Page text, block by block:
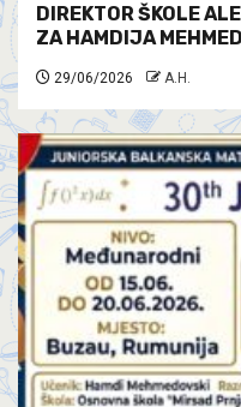
DIREKTOR ŠKOLE
ZA HAMDIJA
29/06/2026 A.H.